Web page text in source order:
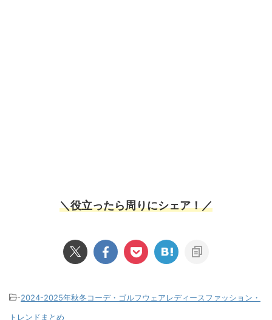
＼役立ったら周りにシェア！／
-2024-2025年秋冬コーデ・ゴルフウェアレディースファッション・
トレンドまとめ